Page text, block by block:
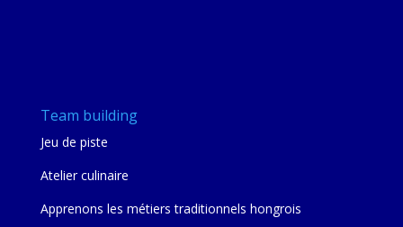
Team building
Jeu de piste
Atelier culinaire
Apprenons les métiers traditionnels hongrois